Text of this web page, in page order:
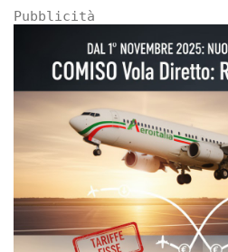
Pubblicità